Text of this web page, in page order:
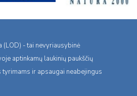
- tai nevyriausybinė
aptinkamų laukinių paukščių
ir apsaugai neabejingus